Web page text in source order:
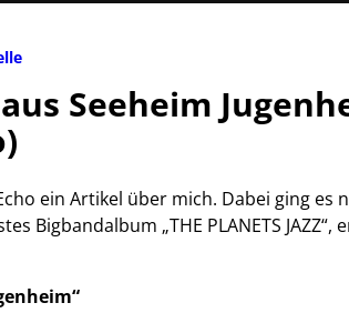
Seeheim
ein Artikel über mich. Dabei ging es
Bigbandalbum „THE PLANETS JAZZ“,